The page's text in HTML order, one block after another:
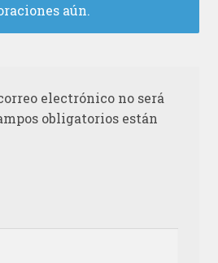
aún.
electrónico no será
obligatorios están